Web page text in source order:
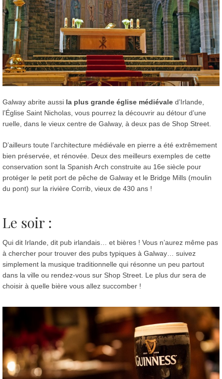
Galway abrite aussi la plus grande église médiévale d’Irlande,
l’Église Saint Nicholas, vous pourrez la découvrir au détour d’une
ruelle, dans le vieux centre de Galway, à deux pas de Shop Street.
D’ailleurs toute l’architecture médiévale en pierre a été extrêmement
bien préservée, et rénovée. Deux des meilleurs exemples de cette
conservation sont la Spanish Arch construite au 16e siècle pour
protéger le petit port de pêche de Galway et le Bridge Mills (moulin
du pont) sur la rivière Corrib, vieux de 430 ans !
Le soir :
Qui dit Irlande, dit pub irlandais… et bières ! Vous n’aurez même pas
à chercher pour trouver des pubs typiques à Galway… suivez
simplement la musique traditionnelle qui résonne un peu partout
dans la ville ou rendez-vous sur Shop Street. Le plus dur sera de
choisir à quelle bière vous allez succomber !